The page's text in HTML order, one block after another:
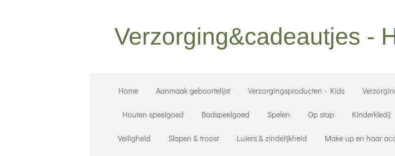
Verzorging&cadeautjes -
Home Aanmaak geboortelijst Verzorgingsproducten - Kids
Houten speelgoed Badspeelgoed Spelen Op stap Kinderkledij
Veiligheid Slapen & troost Luiers & zindelijkheid Make up en haar